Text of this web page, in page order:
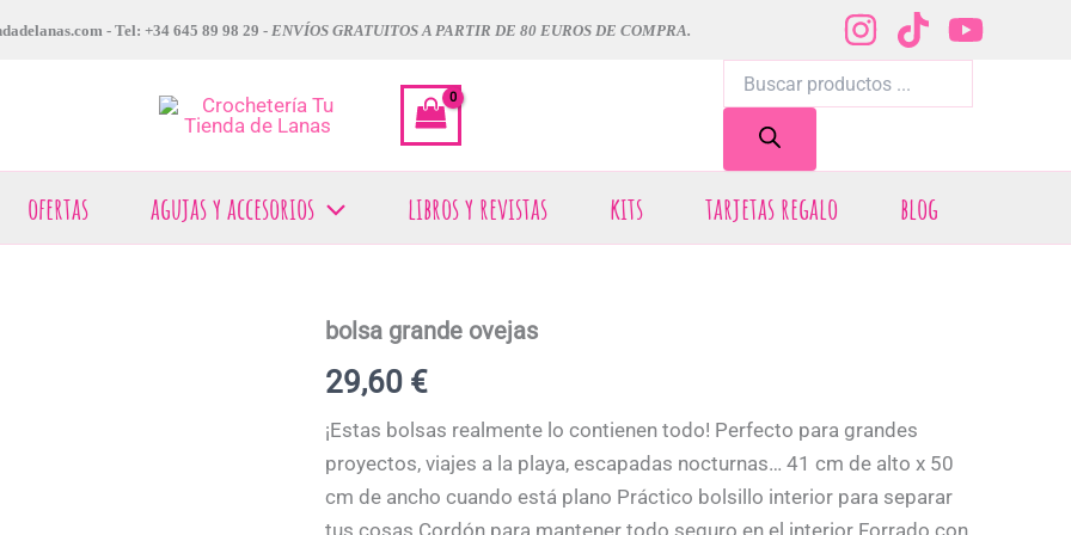
- Tel: +34 645 89 98 29 -ENVÍOS GRATUITOS A PARTIR DE 80 EUROS DE COMPRA.
ofertas agujas y accesorios libros y revistas kits tarjetas regalo blog
bolsa grande ovejas
29,60 €
¡Estas bolsas realmente lo contienen todo! Perfecto para grandes
proyectos, viajes a la playa, escapadas nocturnas… 41 cm de alto x 50
cm de ancho cuando está plano Práctico bolsillo interior para separar